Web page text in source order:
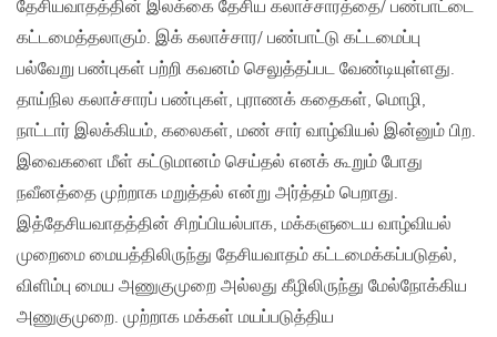
தேசியவாதத்தின் இலக்கை தேசிய கலாச்சாரத்தை/ பண்பாட்டை
கட்டமைத்தலாகும். இக் கலாச்சார/ பண்பாட்டு கட்டமைப்பு
பல்வேறு பண்புகள் பற்றி கவனம் செலுத்தப்பட வேண்டியுள்ளது.
தாய்நில கலாச்சாரப் பண்புகள், புராணக் கதைகள், மொழி,
நாட்டார் இலக்கியம், கலைகள், மண் சார் வாழ்வியல் இன்னும் பிற.
இவைகளை மீள் கட்டுமானம் செய்தல் எனக் கூறும் போது
நவீனத்தை முற்றாக மறுத்தல் என்று அர்த்தம் பெறாது.
இத்தேசியவாதத்தின் சிறப்பியல்பாக, மக்களுடைய வாழ்வியல்
முறைமை மையத்திலிருந்து தேசியவாதம் கட்டமைக்கப்படுதல்,
விளிம்பு மைய அணுகுமுறை அல்லது கீழிலிருந்து மேல்நோக்கிய
அணுகுமுறை. முற்றாக மக்கள் மயப்படுத்திய